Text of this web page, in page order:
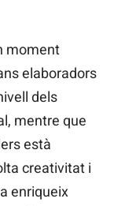
moment
elaboradors
dels
mentre que
està
creativitat i
enriqueix